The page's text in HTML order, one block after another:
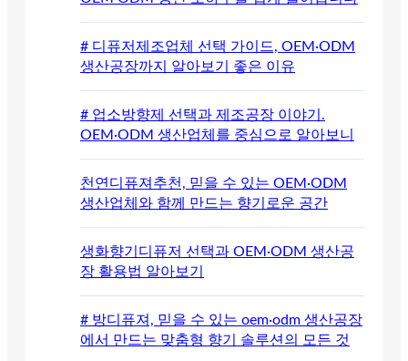
# 디퓨저제조업체 선택 가이드, OEM·ODM
생산공장까지 알아보기 좋은 이유
# 업소방향제 선택과 제조공장 이야기.
OEM·ODM 생산업체를 중심으로 알아보니
천연디퓨져추천, 믿을 수 있는 OEM·ODM
생산업체와 함께 만드는 향기로운 공간
생화향기디퓨저 선택과 OEM·ODM 생산공
장 활용법 알아보기
# 방디퓨져, 믿을 수 있는 oem·odm 생산공장
에서 만드는 맞춤형 향기 솔루션의 모든 것